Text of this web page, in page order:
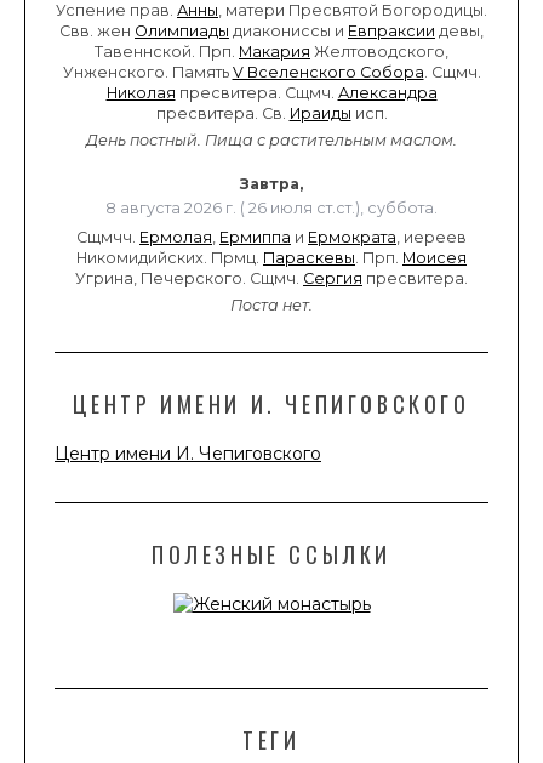
Успение прав. Анны, матери Пресвятой Богородицы.
Свв. жен Олимпиады диакониссы и Евпраксии девы,
Тавеннской. Прп. Макария Желтоводского,
Унженского. Память V Вселенского Собора. Сщмч.
Николая пресвитера. Сщмч. Александра
пресвитера. Св. Ираиды исп.
День постный. Пища с растительным маслом.
Завтра,
8 августа 2026 г. ( 26 июля ст.ст.), суббота.
Сщмчч. Ермолая, Ермиппа и Ермократа, иереев
Никомидийских. Прмц. Параскевы. Прп. Моисея
Угрина, Печерского. Сщмч. Сергия пресвитера.
Поста нет.
ЦЕНТР ИМЕНИ И. ЧЕПИГОВСКОГО
Центр имени И. Чепиговского
ПОЛЕЗНЫЕ ССЫЛКИ
ТЕГИ